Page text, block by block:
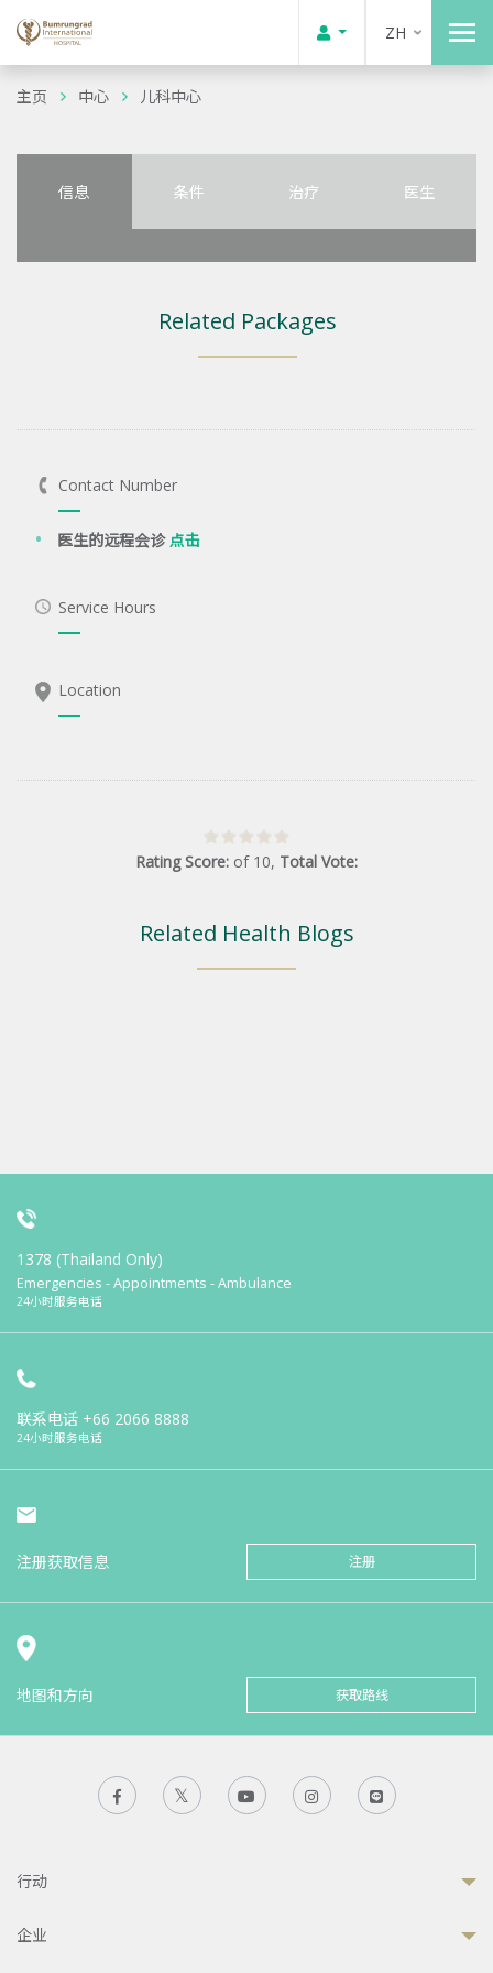
ZH
主页 中心 儿科中心
信息 条件 治疗 医生
Related Packages
Contact Number
医生的远程会诊点击
Service Hours
Location
Rating Score: of 10, Total Vote:
Related Health Blogs
1378 (Thailand Only)
Emergencies - Appointments - Ambulance
24小时服务电话
联系电话 +66 2066 8888
24小时服务电话
注册获取信息 注册
地图和方向 获取路线
行动
企业